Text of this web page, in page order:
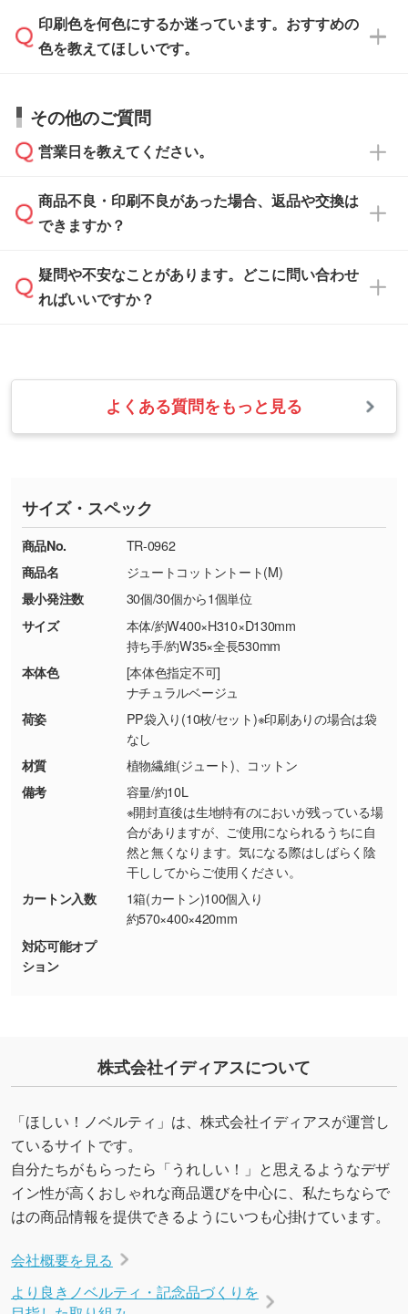
方」をご確認ください。
ムへ添付いただくか、担当スタッフ宛にメール
でお送りください。
い合わせください。
なお、印刷用データの作り方に関する詳細は、
データ作成でお困りの際には、担当スタッフが
サポートいたしますのでお気軽にご相談くださ
から添付してお送りください。
しい
解像度の低い画像や、手書きのイラスト、写真
などを、印刷に適したベクターデータに変換し
・フルカラーデータを1色に変換してほしい
・1色印刷でグラデーションや濃淡を表現した
い
す。→詳しく見る
・コーポレートカラーを使って印刷したい／印
刷色にこだわりがある
DIC・PANTONEなどのカラーチップの指定や、
現物支給による色指定も承っております。→
・背景がある画像からキャラクター部分だけを
使いたいです
シンプルな背景のデータや、使いたいキャラク
ター部分の輪郭がはっきりしているデータは切
り抜き処理が可能です。→
・持っているデータの背景が足りない／塗り足
しの作り方が分からない
印刷したいデータが印刷範囲よりも小さい場
合、シンプルな色・柄の背景であれば拡張が可
詳しく見る
・デザインにQRコードを入れたい／QRコード
詳しく見る
印刷色を何色にするか迷っています。おすすめの
色を教えてほしいです。
お見積・ご注文・
相談いただきますと、担当スタッフがお客様の
ご希望や商品の本体色を確認し、印刷色をご提
本体色がブラック、ネイビーなど濃色の場合は
白色か淡い色の印刷色をおすすめしておりま
本体色がナチュラルなど淡色の場合、印刷をく
っきりと目立たせたいときは濃い印刷色が、柔
らかい雰囲気にしたいときは淡い印刷色が映え
また、お選びいただいた印刷色が本体色に合わ
ない場合や仕上がりに影響しそうな場合は、ス
その他のご質問
営業日を教えてください。
営業日は平日の10:00～18:00で、土日祝日はお
休みとなります。注文・見積・お問い合わせ
速やかに対応いたします。
商品不良・印刷不良があった場合、返品や交換は
できますか？
お手数をお掛けいたしますが、至急担当スタッ
フまでご連絡ください。商品の状況を確認し、
・お届け時に商品が損傷・故障している場合
・ご注文と異なる商品が届いた場合
・印刷不良があった場合
※詳しくは「商品の良品基準について
ください。
【返品・交換ができない場合】
・お客様の元で商品を加工された場合、または
商品が破損した場合
・商品到着後7日以上経過している場合
・お客様のご都合による返品・交換依頼(商
品・色・数量などの注文間違い等)
疑問や不安なことがあります。どこに問い合わせ
ればいいですか？
業日以内に担当スタッフよりメールにてご連絡
いたします。
お急ぎの場合はお電話でのご質問も受け付けて
TEL：0422-29-9911 営業時間10:00～
18:00(土日祝日除く)
お問い合わせフォームはこちら
よくある質問をもっと見る
サイズ・スペック
商品No.
TR-0962
商品名
ジュートコットントート(M)
最小発注数
30個/30個から1個単位
サイズ
本体/約W400×H310×D130mm
持ち手/約W35×全長530mm
本体色
[本体色指定不可]
ナチュラルベージュ
荷姿
PP袋入り(10枚/セット)※印刷ありの場合は袋
なし
材質
植物繊維(ジュート)、コットン
備考
容量/約10L
※開封直後は生地特有のにおいが残っている場
合がありますが、ご使用になられるうちに自
然と無くなります。気になる際はしばらく陰
干ししてからご使用ください。
カートン入数
1箱(カートン)100個入り
約570×400×420mm
対応可能オプ
ション
株式会社イディアスについて
「ほしい！ノベルティ」は、株式会社イディアスが運営し
ているサイトです。
自分たちがもらったら「うれしい！」と思えるようなデザ
イン性が高くおしゃれな商品選びを中心に、私たちならで
はの商品情報を提供できるようにいつも心掛けています。
会社概要を見る
より良きノベルティ・記念品づくりを